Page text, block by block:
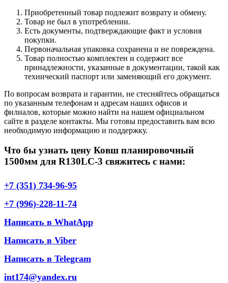
Приобретенный товар подлежит возврату и обмену.
Товар не был в употреблении.
Есть документы, подтверждающие факт и условия
покупки.
Первоначальная упаковка сохранена и не повреждена.
Товар полностью комплектен и содержит все
принадлежности, указанные в документации, такой как
технический паспорт или заменяющий его документ.
По вопросам возврата и гарантии, не стесняйтесь обращаться
по указанным телефонам и адресам наших офисов и
филиалов, которые можно найти на нашем официальном
сайте в разделе контакты. Мы готовы предоставить вам всю
необходимую информацию и поддержку.
Что бы узнать цену Ковш планировочный
1500мм для R130LC-3 свяжитесь с нами:
+7 (351) 734-96-95
+7 (996)-228-11-74
Написать в WhatApp
Написать в Viber
Написать в Telegram
int174@yandex.ru